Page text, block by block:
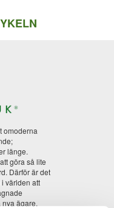
omoderna
länge.
göra så lite
Därför är det
världen att
nya ägare.